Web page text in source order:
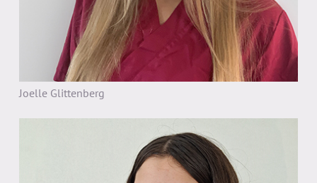
Joelle Glittenberg